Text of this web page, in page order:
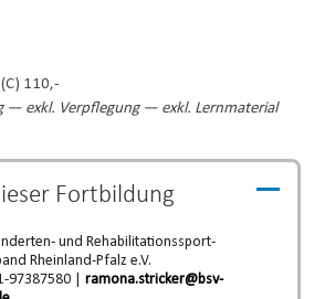
110,-
— exkl. Verpflegung — exkl. Lernmaterial
Fortbildung
und Rehabilitationssport-
Rheinland-Pfalz e.V.
97387580 | ramona.stricker@bsv-